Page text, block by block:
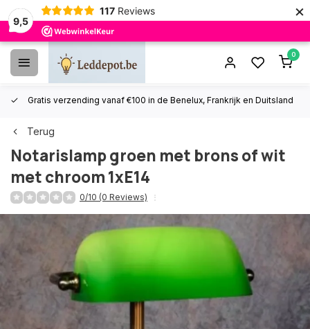
9,5
117 Reviews ×
0
Gratis verzending vanaf €100 in de Benelux, Frankrijk en Duitsland
Terug
Notarislamp groen met brons of wit
met chroom 1xE14
0/10 (0 Reviews)